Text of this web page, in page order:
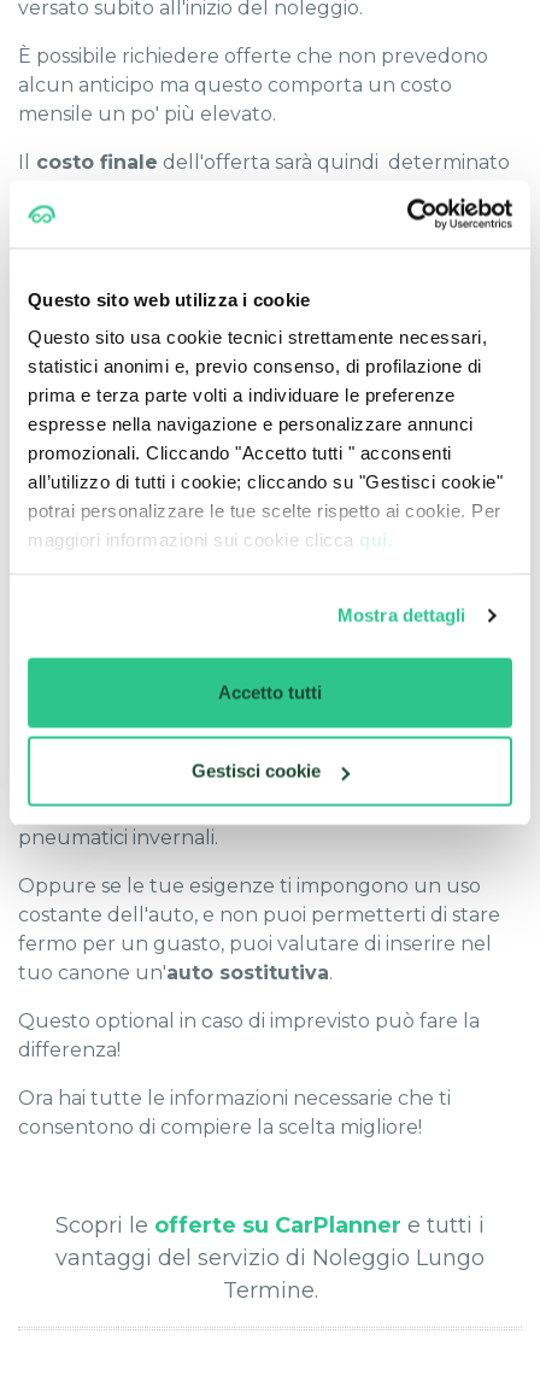
Questo sito web utilizza i cookie
Questo sito usa cookie tecnici strettamente necessari,
statistici anonimi e, previo consenso, di profilazione di
prima e terza parte volti a individuare le preferenze
espresse nella navigazione e personalizzare annunci
promozionali. Cliccando "Accetto tutti " acconsenti
all’utilizzo di tutti i cookie; cliccando su "Gestisci cookie"
potrai personalizzare le tue scelte rispetto ai cookie. Per
maggiori informazioni sui cookie clicca qui.
Mostra dettagli
Accetto tutti
Gestisci cookie
versato subito all'inizio del noleggio.
È possibile richiedere offerte che non prevedono
alcun anticipo ma questo comporta un costo
mensile un po' più elevato.
Il costo finale dell'offerta sarà quindi determinato
così come percorrere 20.000 Km annui comporterà
un costo maggiore che percorrerne 10.000 etc.
Per tale ragione è importante che la tua scelta sia
calibrata in base alle tue esigenze senza dimenticare
però che pagandoun solo canone mensileavrai
inclusitutti glialtri servizi:
assicurazione RCA
assicurazione furto e incendio
stipula un Noleggio a Lungo Termine?"
inverno, soprattutto in particolari aree
geografiche, è ormai d'obbligo avere in macchina i
pneumatici invernali.
Oppure se le tue esigenze ti impongono un uso
costante dell'auto, e non puoi permetterti di stare
fermo per un guasto, puoi valutare di inserire nel
tuo canone un'auto sostitutiva.
Questo optional in caso di imprevisto può fare la
differenza!
Ora hai tutte le informazioni necessarie che ti
consentono di compiere la scelta migliore!
Scopri le offerte su CarPlanner e tutti i
vantaggi del servizio di Noleggio Lungo
Termine.